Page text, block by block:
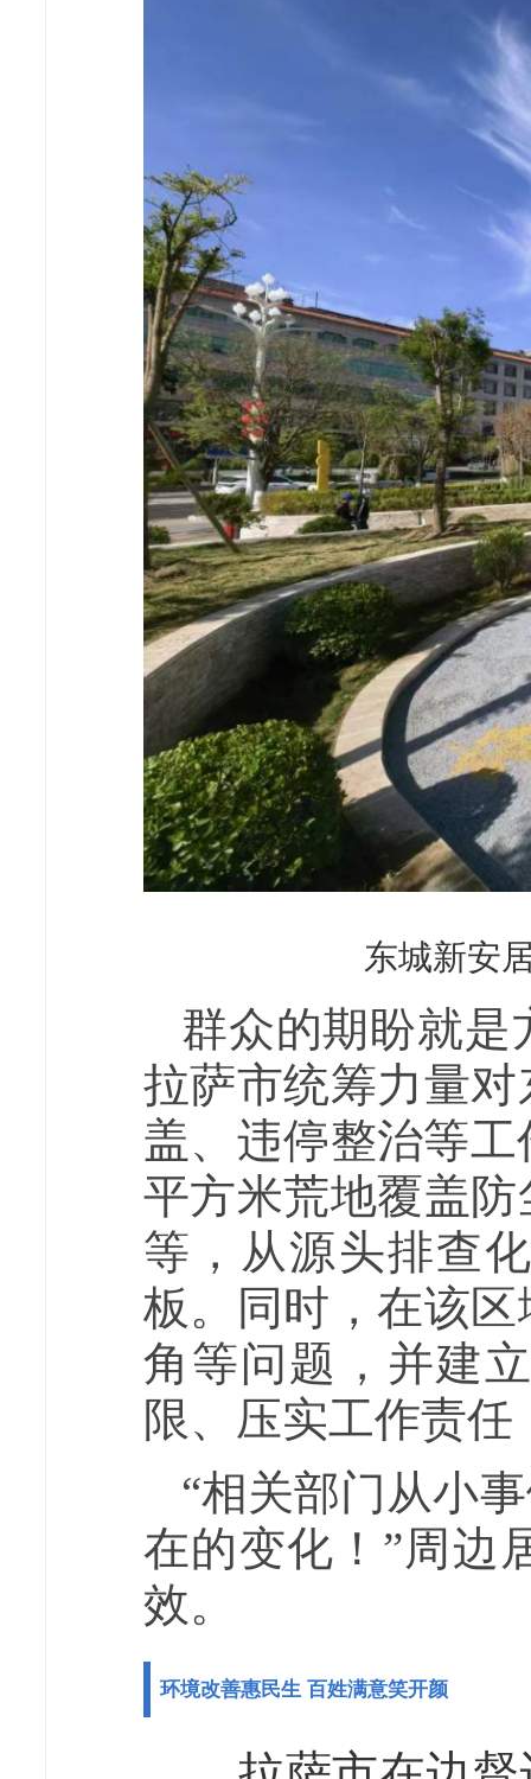
东城新安
群众的期盼就是
拉萨市统筹力量
盖、违停整治等
平方米荒地覆盖
等，从源头排查
板。同时，在该
角等问题，并建
限、压实工作责
“相关部门从小
在的变化！”周边
效。
环境改善惠民生 百姓满意笑开颜